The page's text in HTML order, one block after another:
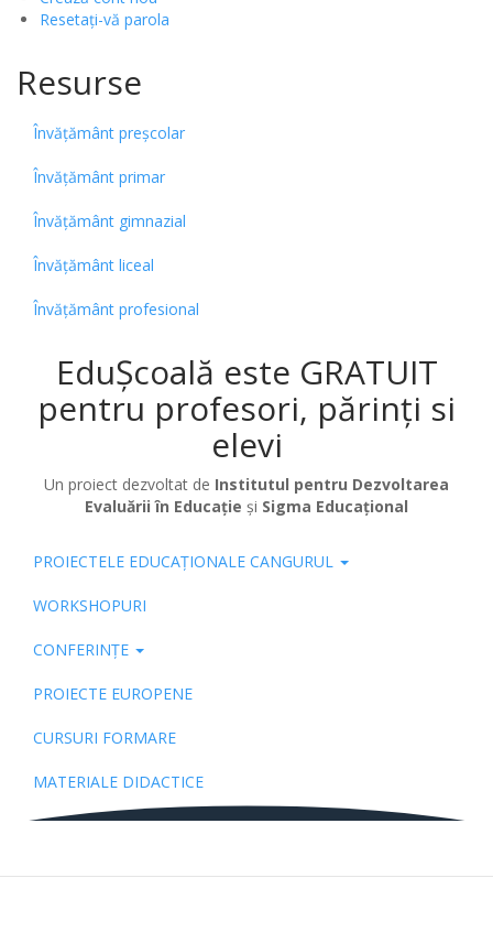
Resetați-vă parola
Resurse
Învățământ preșcolar
Învățământ primar
Învățământ gimnazial
Învățământ liceal
Învățământ profesional
EduȘcoală este GRATUIT
pentru profesori, părinți si
elevi
Un proiect dezvoltat de Institutul pentru Dezvoltarea
Evaluării în Educație și Sigma Educațional
Pub
PROIECTELE EDUCAȚIONALE CANGURUL
WORKSHOPURI
CONFERINȚE
PROIECTE EUROPENE
CURSURI FORMARE
MATERIALE DIDACTICE